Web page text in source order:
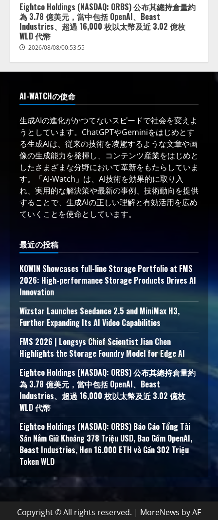
Eightco Holdings (NASDAQ: ORBS) 公布其總持倉量約
為 3.78 億美元，當中包括 OpenAI、Beast
Industries、超過 16,000 枚以太幣及近 3.02 億枚
WLD 代幣
2026/08/08/00:53:55
AI-WATCHの使命
生成AIの進化がかつてないスピードで社会を変えよ
うとしています。ChatGPTやGeminiをはじめとす
る生成AIは、従来の技術を凌駕するような文章や画
像の生成能力を発揮し、コンテンツ産業をはじめと
したさまざまな分野において革新をもたらしていま
す。「AI-Watch」は、AI技術を効果的に取り入
れ、実用的な解決策や最新の事例、技術動向を提供
することで、生成AIの正しい理解と有効活用を広め
ていくことを使命としています。
最近の投稿
KOWIN Showcases full-line Storage Portfolio at FMS
2026: High-performance Storage Products Drives AI
Innovation
Wizstar Launches Seedance 2.5 and MiniMax H3,
Further Expanding Its AI Video Capabilities
FMS 2026 | Longsys Chief Scientist Jian Chen
Highlights the Storage Foundry Model for Edge AI
Eightco Holdings (NASDAQ: ORBS) 公布其總持倉量約
為 3.78 億美元，當中包括 OpenAI、Beast
Industries、超過 16,000 枚以太幣及近 3.02 億枚
WLD 代幣
Eightco Holdings (NASDAQ: ORBS) Báo Cáo Tổng Tài
Sản Nắm Giữ Khoảng 378 Triệu USD, Bao Gồm OpenAI,
Beast Industries, Hơn 16.000 ETH và Gần 302 Triệu
Token WLD
Copyright © All rights reserved. | MoreNews by AF